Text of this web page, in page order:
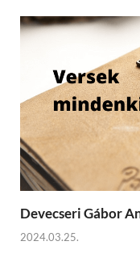
Devecseri Gábor
2024.03.25.